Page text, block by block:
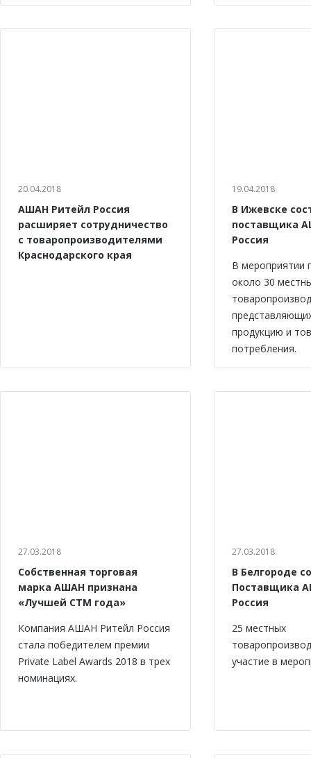
20.04.2018
АШАН Ритейл Россия
расширяет сотрудничество
с товаропроизводителями
Краснодарского края
19.04.2018
В Ижевске
поставщика
Россия
В мероприятии
около 30
продукцию и
потребления.
27.03.2018
Собственная торговая
марка АШАН признана
«Лучшей СТМ года»
Компания АШАН Ритейл Россия
стала победителем премии
Private Label Awards 2018 в трех
номинациях.
27.03.2018
В Белгороде
Поставщика
Россия
25 местных
участие в